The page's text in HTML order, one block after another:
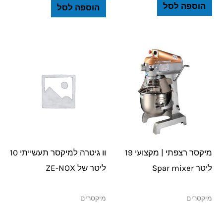
הוספה לסל הוספה לסל
מיקסר רצפתי | מקצועי 19
ליטר Spar mixer
מיקסרים
וו גיטרה למיקסר תעשייתי 10
ליטר של ZE-NOX
מיקסרים